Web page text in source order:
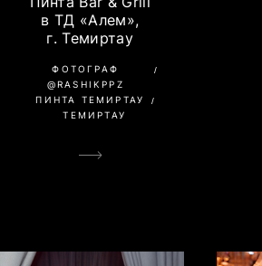
в ТД «Алем»,
г. Темиртау
ФОТОГРАФ
@RASHIKPPZ
ПИНТА ТЕМИРТАУ
ТЕМИРТАУ